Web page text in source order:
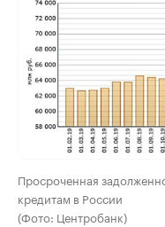
Просроченная
кредитам в России
(Фото: Центробанк)